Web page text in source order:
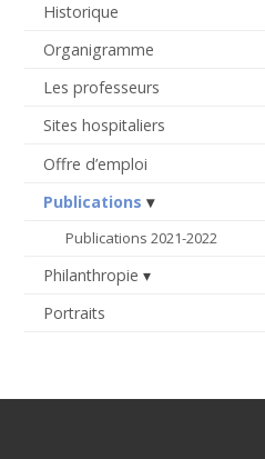
Historique
Organigramme
Les professeurs
Sites hospitaliers
Offre d’emploi
Publications
Publications 2021-2022
Philanthropie
Portraits